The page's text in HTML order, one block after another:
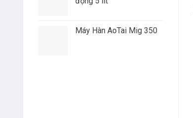
Máy Hàn AoTai Mig 350